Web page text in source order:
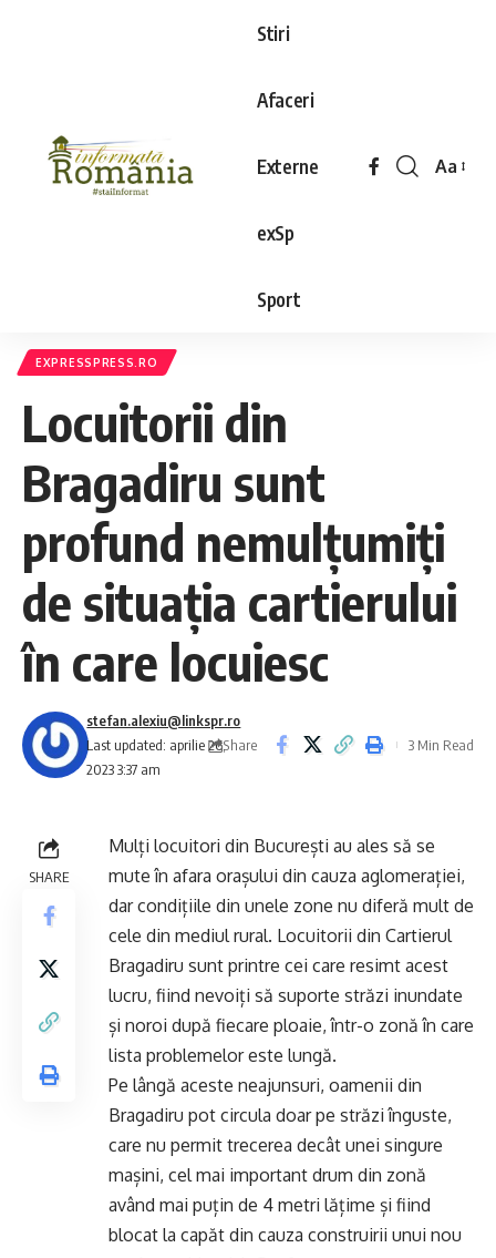
Stiri
Afaceri
Externe
exSp
Sport
Aa
EXPRESSPRESS.RO
Locuitorii din
Bragadiru sunt
profund nemulțumiți
de situația cartierului
în care locuiesc
Last updated: aprilie 26,
2023 3:37 am
stefan.alexiu@linkspr.ro
Share
3 Min Read
SHARE
Mulți locuitori din București au ales să se
mute în afara orașului din cauza aglomerației,
dar condițiile din unele zone nu diferă mult de
cele din mediul rural. Locuitorii din Cartierul
Bragadiru sunt printre cei care resimt acest
lucru, fiind nevoiți să suporte străzi inundate
și noroi după fiecare ploaie, într-o zonă în care
lista problemelor este lungă.
Pe lângă aceste neajunsuri, oamenii din
Bragadiru pot circula doar pe străzi înguste,
care nu permit trecerea decât unei singure
mașini, cel mai important drum din zonă
având mai puțin de 4 metri lățime și fiind
blocat la capăt din cauza construirii unui nou